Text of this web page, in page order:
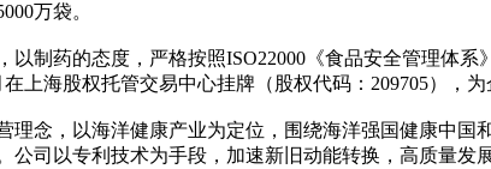
万袋。
以制药的态度，严格按照ISO22000《食品安全管理体
海股权托管交易中心挂牌（股权代码：209705），为
理念，以海洋健康产业为定位，围绕海洋强国健康中国
司以专利技术为手段，加速新旧动能转换，高质量发